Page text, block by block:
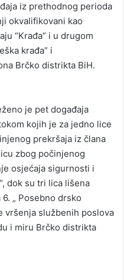
iz prethodnog perioda
okvalifikovani kao
“Krađa” i u drugom
krađa” i
Brčko distrikta BiH.
je pet događaja
kojih je za jedno lice
prekršaja iz člana
zbog počinjenog
osjećaja sigurnosti i
dok su tri lica lišena
„ Posebno drsko
vršenja službenih poslova
i miru Brčko distrikta